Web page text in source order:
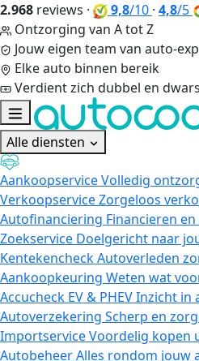
2.968 reviews · 9,8/10 · 4,8/5
Ontzorging van A tot Z
Jouw eigen team van auto-
Elke auto binnen bereik
Verdient zich dubbel en
Alle diensten
AankoopserviceVolledig
VerkoopserviceZorgeloos
Autofinanciering Financieren
Zoekservice Doelgericht naar
KentekencheckAutoverleden
Aankoopkeuring Weten wat
Accucheck EV & PHEVInzicht in
Autoverzekering Scherp en
ImportserviceVoordelig kopen
AutobeheerAlles rondom jouw